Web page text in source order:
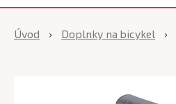
Úvod Doplnky na bicykel